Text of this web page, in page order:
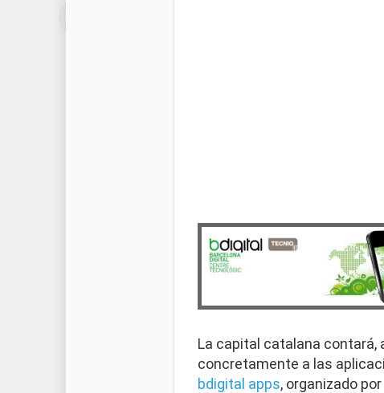
La capital catalana contará,
concretamente a las
bdigital apps, organizado